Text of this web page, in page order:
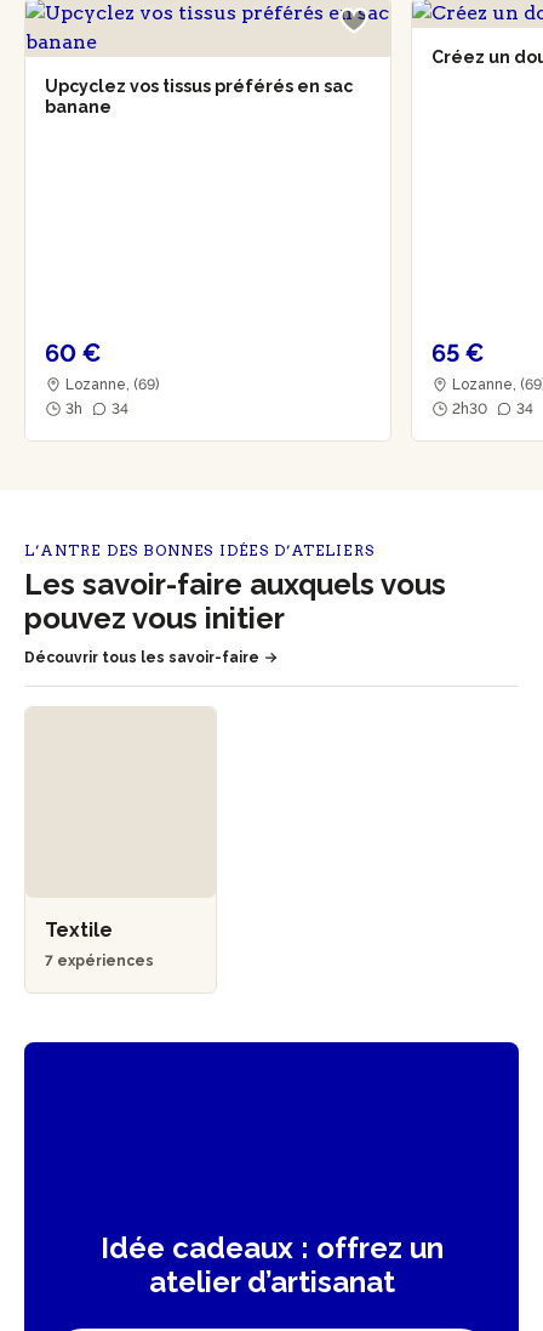
Upcyclez vos tissus préférés en sac
banane
60 €
Lozanne, (69)
3h
34
Créez un
65 €
Lozanne,
2h30
34
L’ANTRE DES BONNES IDÉES D’ATELIERS
Les savoir-faire auxquels vous
pouvez vous initier
Découvrir tous les savoir-faire
Textile
7 expériences
Idée cadeaux : offrez un
atelier d’artisanat